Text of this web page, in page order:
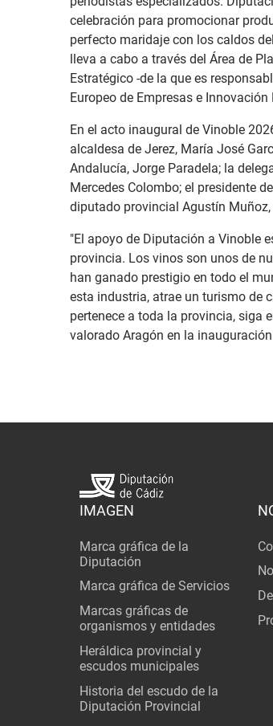
celebración para promocionar
perfecto maridaje con los caldos
lleva a cabo a través del Área de
Estratégico -de la que es
Europeo de Empresas e
En el acto inaugural de Vinoble
alcaldesa de Jerez, María José
Andalucía, Jorge Paradela; la
Mercedes Colombo; el presidente
diputado provincial Agustín
"El apoyo de Diputación a Vinoble
provincia. Los vinos son unos de
han ganado prestigio en todo el
esta industria, atrae un turismo de
pertenece a toda la provincia, siga
valorado Aragón en la
IMAGEN
Marca gráfica de la
Diputación
Marca gráfica de Servicios
Marcas gráficas de
organismos y entidades
Heráldica provincial y
escudos municipales
Historia del escudo de la
Diputación Provincial